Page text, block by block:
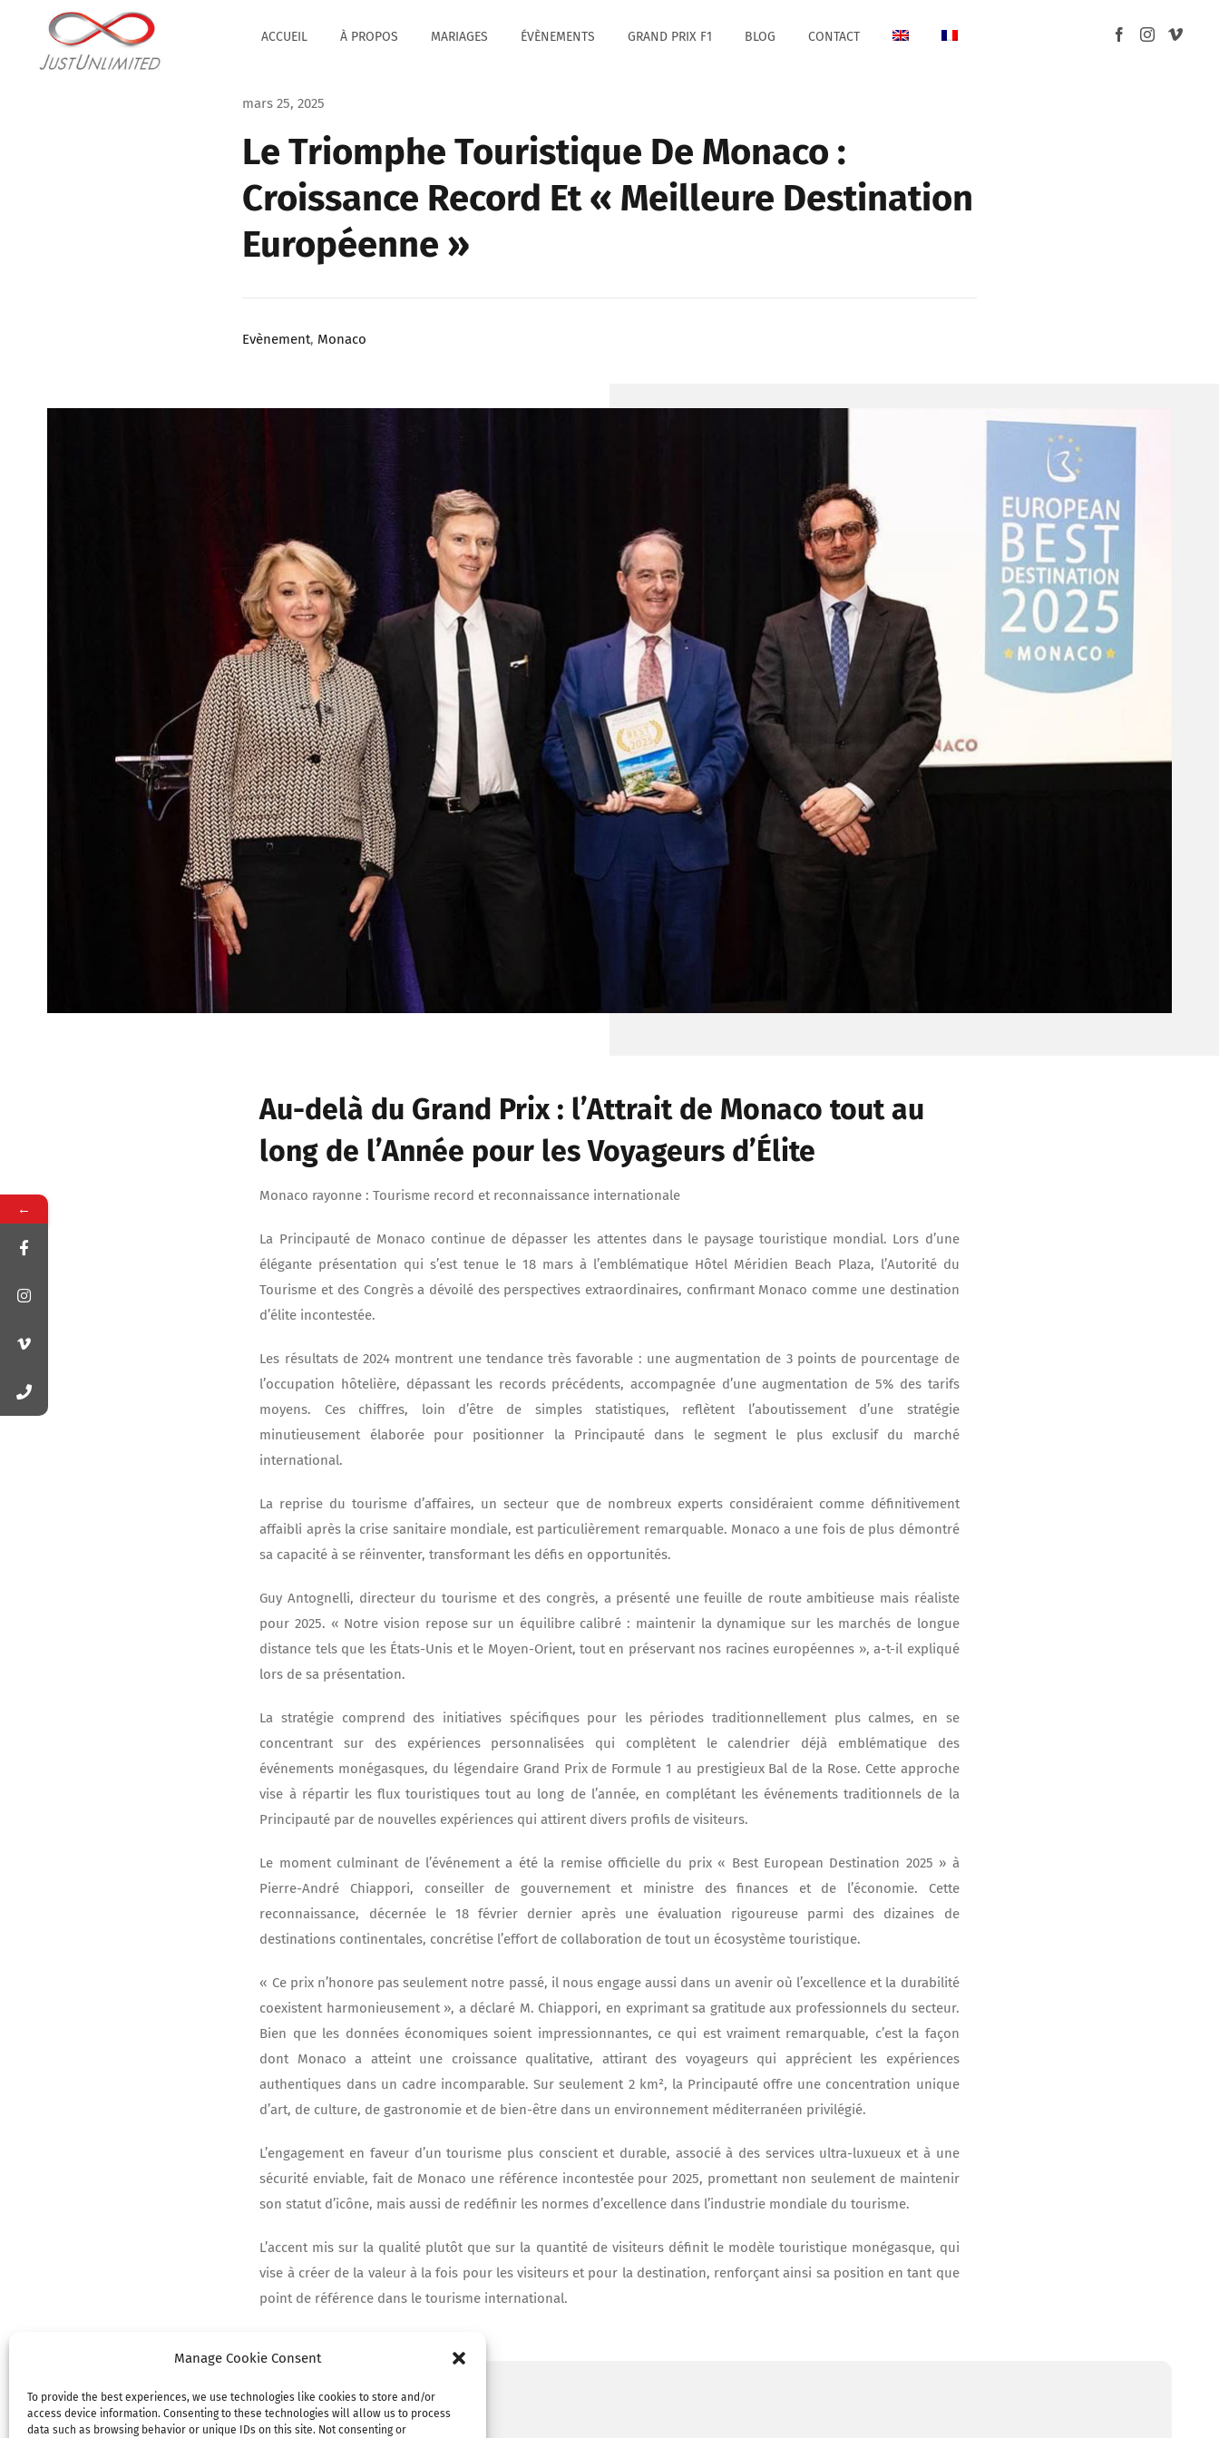
Manage Cookie Consent
To provide the best experiences, we use technologies like cookies to store and/or
access device information. Consenting to these technologies will allow us to process
data such as browsing behavior or unique IDs on this site. Not consenting or
contenu
ACCUEIL À PROPOS MARIAGES ÉVÈNEMENTS GRAND PRIX F1 BLOG CONTACT
mars 25, 2025
Le Triomphe Touristique De Monaco :
Croissance Record Et « Meilleure Destination
Européenne »
Evènement, Monaco
Au-delà du Grand Prix : l’Attrait de Monaco tout au
long de l’Année pour les Voyageurs d’Élite
Monaco rayonne : Tourisme record et reconnaissance internationale
La Principauté de Monaco continue de dépasser les attentes dans le paysage touristique mondial. Lors d’une
élégante présentation qui s’est tenue le 18 mars à l’emblématique Hôtel Méridien Beach Plaza, l’Autorité du
Tourisme et des Congrès a dévoilé des perspectives extraordinaires, confirmant Monaco comme une destination
d’élite incontestée.
Les résultats de 2024 montrent une tendance très favorable : une augmentation de 3 points de pourcentage de
l’occupation hôtelière, dépassant les records précédents, accompagnée d’une augmentation de 5% des tarifs
moyens. Ces chiffres, loin d’être de simples statistiques, reflètent l’aboutissement d’une stratégie
minutieusement élaborée pour positionner la Principauté dans le segment le plus exclusif du marché
international.
La reprise du tourisme d’affaires, un secteur que de nombreux experts considéraient comme définitivement
affaibli après la crise sanitaire mondiale, est particulièrement remarquable. Monaco a une fois de plus démontré
sa capacité à se réinventer, transformant les défis en opportunités.
Guy Antognelli, directeur du tourisme et des congrès, a présenté une feuille de route ambitieuse mais réaliste
pour 2025. « Notre vision repose sur un équilibre calibré : maintenir la dynamique sur les marchés de longue
distance tels que les États-Unis et le Moyen-Orient, tout en préservant nos racines européennes », a-t-il expliqué
lors de sa présentation.
La stratégie comprend des initiatives spécifiques pour les périodes traditionnellement plus calmes, en se
concentrant sur des expériences personnalisées qui complètent le calendrier déjà emblématique des
événements monégasques, du légendaire Grand Prix de Formule 1 au prestigieux Bal de la Rose. Cette approche
vise à répartir les flux touristiques tout au long de l’année, en complétant les événements traditionnels de la
Principauté par de nouvelles expériences qui attirent divers profils de visiteurs.
Le moment culminant de l’événement a été la remise officielle du prix « Best European Destination 2025 » à
Pierre-André Chiappori, conseiller de gouvernement et ministre des finances et de l’économie. Cette
reconnaissance, décernée le 18 février dernier après une évaluation rigoureuse parmi des dizaines de
destinations continentales, concrétise l’effort de collaboration de tout un écosystème touristique.
« Ce prix n’honore pas seulement notre passé, il nous engage aussi dans un avenir où l’excellence et la durabilité
coexistent harmonieusement », a déclaré M. Chiappori, en exprimant sa gratitude aux professionnels du secteur.
Bien que les données économiques soient impressionnantes, ce qui est vraiment remarquable, c’est la façon
dont Monaco a atteint une croissance qualitative, attirant des voyageurs qui apprécient les expériences
authentiques dans un cadre incomparable. Sur seulement 2 km², la Principauté offre une concentration unique
d’art, de culture, de gastronomie et de bien-être dans un environnement méditerranéen privilégié.
L’engagement en faveur d’un tourisme plus conscient et durable, associé à des services ultra-luxueux et à une
sécurité enviable, fait de Monaco une référence incontestée pour 2025, promettant non seulement de maintenir
son statut d’icône, mais aussi de redéfinir les normes d’excellence dans l’industrie mondiale du tourisme.
L’accent mis sur la qualité plutôt que sur la quantité de visiteurs définit le modèle touristique monégasque, qui
vise à créer de la valeur à la fois pour les visiteurs et pour la destination, renforçant ainsi sa position en tant que
point de référence dans le tourisme international.
←